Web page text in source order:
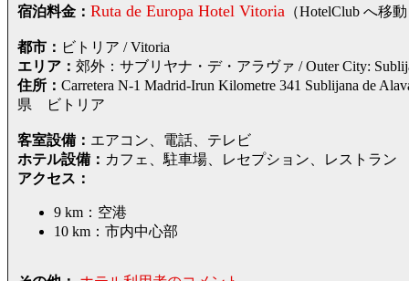
宿泊料金： Ruta de Europa Hotel Vitoria （HotelClub へ移
都市： ビトリア / Vitoria
エリア： 郊外：サブリヤナ・デ・アラヴァ / Outer City:
住所： Carretera N-1 Madrid-Irun Kilometre 341 Sublijana de
県 ビトリア
客室設備： エアコン、電話、テレビ
ホテル設備： カフェ、駐車場、レセプション、レストラン
アクセス：
9 km：空港
10 km：市内中心部